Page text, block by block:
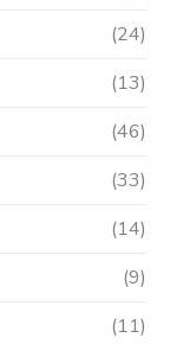
(24)
(13)
(46)
(33)
(14)
(9)
(11)